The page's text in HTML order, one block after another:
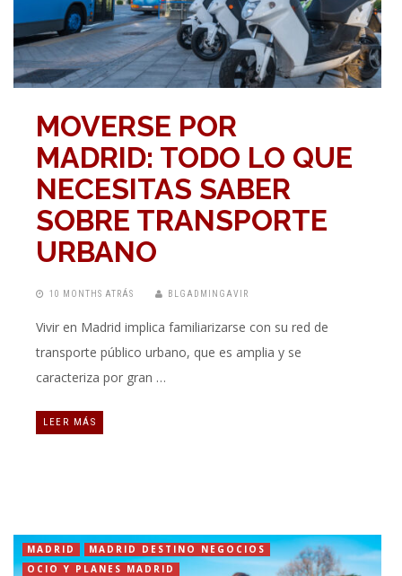
MOVERSE POR
MADRID: TODO LO QUE
NECESITAS SABER
SOBRE TRANSPORTE
URBANO
10 MONTHS ATRÁS BLGADMINGAVIR
Vivir en Madrid implica familiarizarse con su red de
transporte público urbano, que es amplia y se
caracteriza por gran …
LEER MÁS
MADRID
MADRID DESTINO NEGOCIOS
OCIO Y PLANES MADRID